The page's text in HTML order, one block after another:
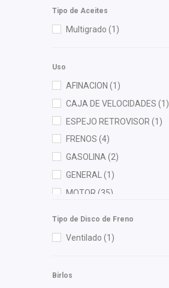
General Motors (Original)
(1)
M Series (1)
MTE-THOMSON
Nissan (Original)
Tipo de Aceites
Multigrado (1)
Uso
AFINACION (1)
CAJA DE VELOCIDADES (1)
ESPEJO RETROVISOR (1)
FRENOS (4)
GASOLINA (2)
GENERAL (1)
MOTOR (35)
Tipo de Disco de Freno
Ventilado (1)
Birlos